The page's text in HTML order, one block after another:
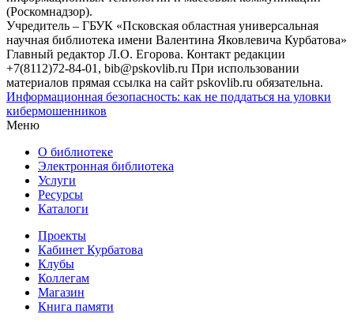
(Роскомнадзор).
Учредитель – ГБУК «Псковская областная универсальная
научная библиотека имени Валентина Яковлевича Курбатова»
Главный редактор Л.О. Егорова. Контакт редакции
+7(8112)72-84-01, bib@pskovlib.ru При использовании
материалов прямая ссылка на сайт pskovlib.ru обязательна.
Информационная безопасность: как не поддаться на уловки
кибермошенников
Меню
О библиотеке
Электронная библиотека
Услуги
Ресурсы
Каталоги
Проекты
Кабинет Курбатова
Клубы
Коллегам
Магазин
Книга памяти